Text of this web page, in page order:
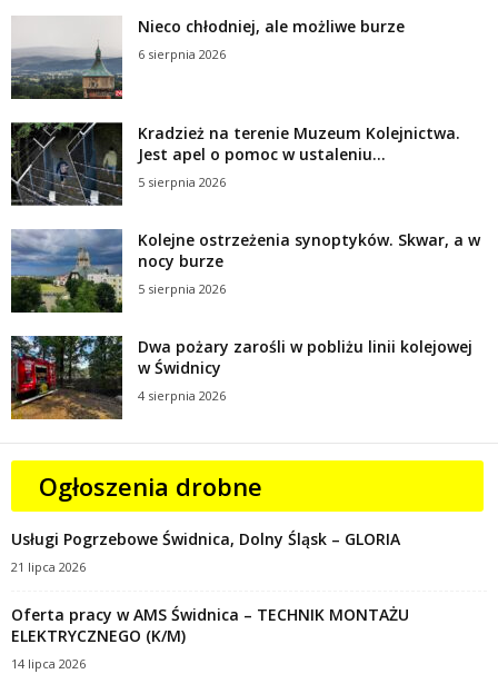
Nieco chłodniej, ale możliwe burze
6 sierpnia 2026
Kradzież na terenie Muzeum Kolejnictwa.
Jest apel o pomoc w ustaleniu...
5 sierpnia 2026
Kolejne ostrzeżenia synoptyków. Skwar, a w
nocy burze
5 sierpnia 2026
Dwa pożary zarośli w pobliżu linii kolejowej
w Świdnicy
4 sierpnia 2026
Ogłoszenia drobne
Usługi Pogrzebowe Świdnica, Dolny Śląsk – GLORIA
21 lipca 2026
Oferta pracy w AMS Świdnica – TECHNIK MONTAŻU
ELEKTRYCZNEGO (K/M)
14 lipca 2026